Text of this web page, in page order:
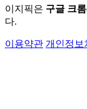
이지픽은 구글 크
다.
이용약관 개인정보